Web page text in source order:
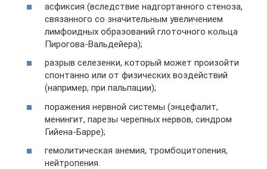
асфиксия (вследствие надгортанного стеноза,
связанного со значительным увеличением
лимфоидных образований глоточного кольца
Пирогова-Вальдейера);
разрыв селезенки, который может произойти
спонтанно или от физических воздействий
(например, при пальпации);
поражения нервной системы (энцефалит,
менингит, парезы черепных нервов, синдром
Гийена-Барре);
гемолитическая анемия, тромбоцитопения,
нейтропения.